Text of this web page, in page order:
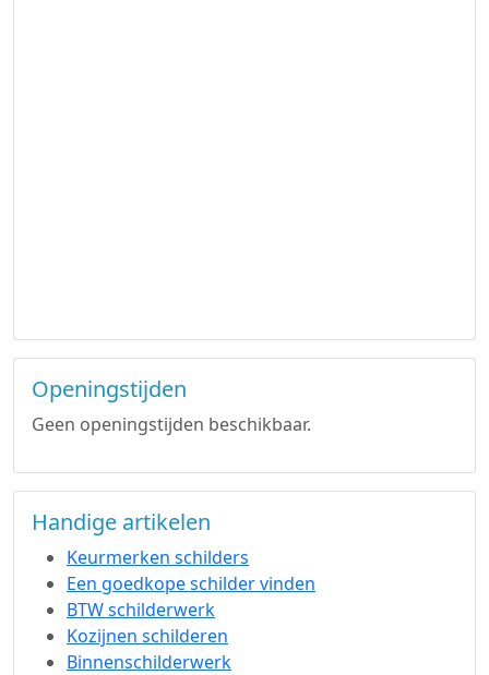
Openingstijden
Geen openingstijden beschikbaar.
Handige artikelen
Keurmerken schilders
Een goedkope schilder vinden
BTW schilderwerk
Kozijnen schilderen
Binnenschilderwerk